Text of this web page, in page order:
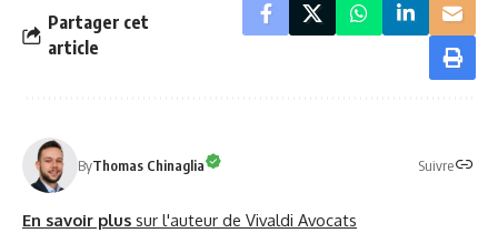
Partager cet
article
ByThomas Chinaglia Suivre
En savoir plus sur l'auteur de Vivaldi Avocats